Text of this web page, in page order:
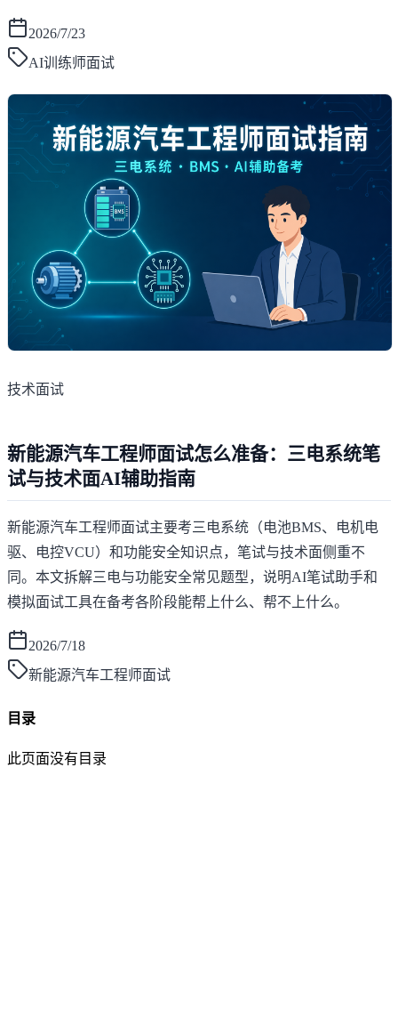
2026/7/23
AI训练师面试
技术面试
新能源汽车工程师面试怎么准备：三电系统笔
试与技术面AI辅助指南
新能源汽车工程师面试主要考三电系统（电池BMS、电机电
驱、电控VCU）和功能安全知识点，笔试与技术面侧重不
同。本文拆解三电与功能安全常见题型，说明AI笔试助手和
模拟面试工具在备考各阶段能帮上什么、帮不上什么。
2026/7/18
新能源汽车工程师面试
目录
此页面没有目录